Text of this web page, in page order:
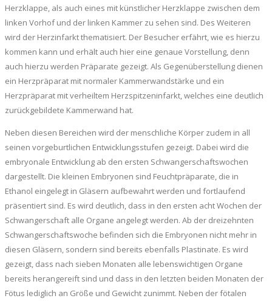
Herzklappe, als auch eines mit künstlicher Herzklappe zwischen dem
linken Vorhof und der linken Kammer zu sehen sind. Des Weiteren
wird der Herzinfarkt thematisiert. Der Besucher erfährt, wie es hierzu
kommen kann und erhält auch hier eine genaue Vorstellung, denn
auch hierzu werden Präparate gezeigt. Als Gegenüberstellung dienen
ein Herzpräparat mit normaler Kammerwandstärke und ein
Herzpräparat mit verheiltem Herzspitzeninfarkt, welches eine deutlich
zurückgebildete Kammerwand hat.
Neben diesen Bereichen wird der menschliche Körper zudem in all
seinen vorgeburtlichen Entwicklungsstufen gezeigt. Dabei wird die
embryonale Entwicklung ab den ersten Schwangerschaftswochen
dargestellt. Die kleinen Embryonen sind Feuchtpräparate, die in
Ethanol eingelegt in Gläsern aufbewahrt werden und fortlaufend
präsentiert sind. Es wird deutlich, dass in den ersten acht Wochen der
Schwangerschaft alle Organe angelegt werden. Ab der dreizehnten
Schwangerschaftswoche befinden sich die Embryonen nicht mehr in
diesen Gläsern, sondern sind bereits ebenfalls Plastinate. Es wird
gezeigt, dass nach sieben Monaten alle lebenswichtigen Organe
bereits herangereift sind und dass in den letzten beiden Monaten der
Fötus lediglich an Größe und Gewicht zunimmt. Neben der fötalen